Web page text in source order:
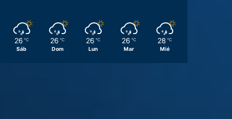
26 ℃
Sáb
26 ℃
Dom
26 ℃
Lun
26 ℃
Mar
28 ℃
Mié